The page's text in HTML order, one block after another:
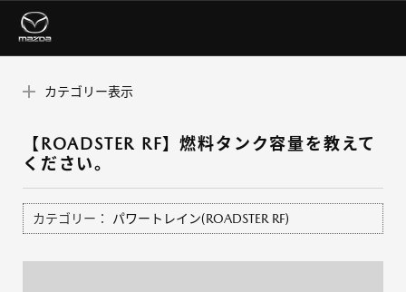
カテゴリー表示
【ROADSTER RF】燃料タンク容量を教えて
ください。
カテゴリー： パワートレイン(ROADSTER RF)